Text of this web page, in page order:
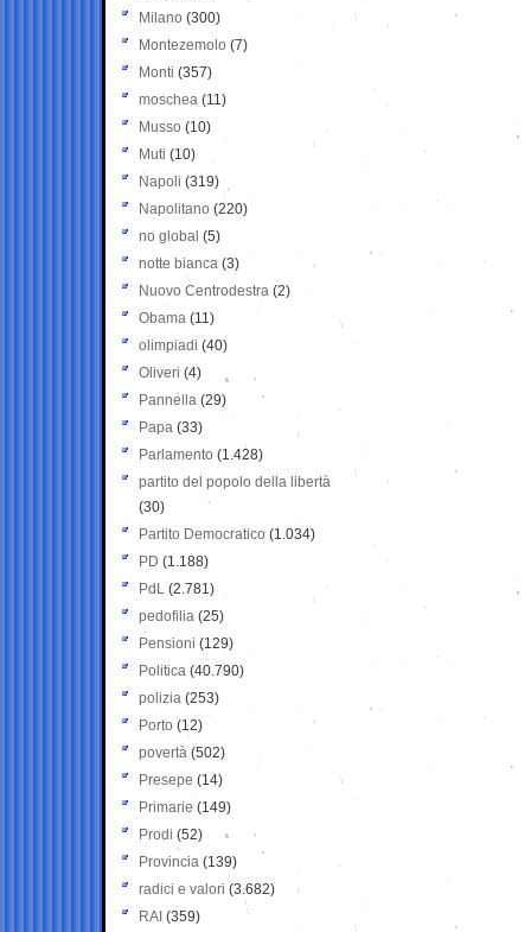
Milano (300)
Montezemolo (7)
Monti (357)
moschea (11)
Musso (10)
Muti (10)
Napoli (319)
Napolitano (220)
no global (5)
notte bianca (3)
Nuovo Centrodestra (2)
Obama (11)
olimpiadi (40)
Oliveri (4)
Pannella (29)
Papa (33)
Parlamento (1.428)
partito del popolo della libertà
(30)
Partito Democratico (1.034)
PD (1.188)
PdL (2.781)
pedofilia (25)
Pensioni (129)
Politica (40.790)
polizia (253)
Porto (12)
povertà (502)
Presepe (14)
Primarie (149)
Prodi (52)
Provincia (139)
radici e valori (3.682)
RAI (359)